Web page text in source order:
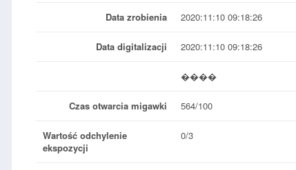
Data zrobienia 2020:11:10 09:18:26
Data digitalizacji 2020:11:10 09:18:26
����
Czas otwarcia migawki 564/100
Wartość odchylenie
ekspozycji
0/3